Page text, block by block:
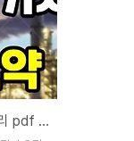
가스산업기사 필기 요점정리 pdf - 기출문제집 요약